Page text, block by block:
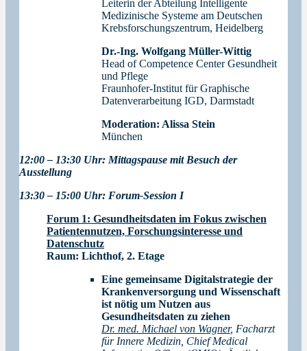
Leiterin der Abteilung Intelligente
Medizinische Systeme am Deutschen
Krebsforschungszentrum, Heidelberg
Dr.-Ing. Wolfgang Müller-Wittig
Head of Competence Center Gesundheit
und Pflege
Fraunhofer-Institut für Graphische
Datenverarbeitung IGD, Darmstadt
Moderation: Alissa Stein
München
12:00 – 13:30 Uhr: Mittagspause mit Besuch der
Ausstellung
13:30 – 15:00 Uhr: Forum-Session I
Forum 1: Gesundheitsdaten im Fokus zwischen
Patientennutzen, Forschungsinteresse und
Datenschutz
Raum: Lichthof, 2. Etage
Eine gemeinsame Digitalstrategie der
Krankenversorgung und Wissenschaft
ist nötig um Nutzen aus
Gesundheitsdaten zu ziehen
Dr. med. Michael von Wagner, Facharzt
für Innere Medizin, Chief Medical